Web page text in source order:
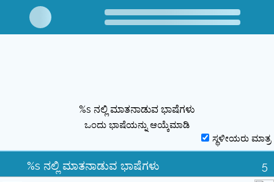
%s ನಲ್ಲಿ ಮಾತನಾಡುವ ಭಾಷೆಗಳು
ಒಂದು ಭಾಷೆಯನ್ನು ಆಯ್ಕೆಮಾಡಿ
ಸ್ಥಳೀಯರು ಮಾತ್ರ
%s ನಲ್ಲಿ ಮಾತನಾಡುವ ಭಾಷೆಗಳು 5